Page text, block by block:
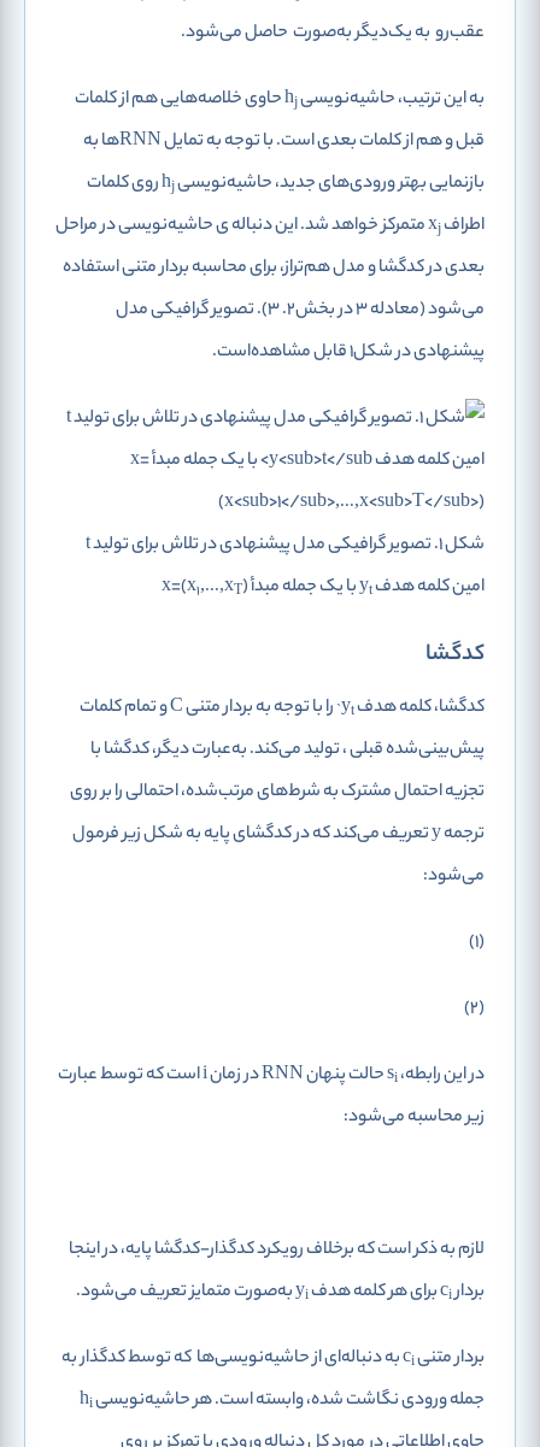
عقب‌رو به یک‌دیگر به‌صورت حاصل می‌شود.
به این ترتیب، حاشیه‌نویسی hj
حاوی خلاصه‌هایی هم از کلمات
قبل و هم از کلمات بعدی است. با توجه به تمایل RNNها به
بازنمایی بهتر ورودی‌های جدید، حاشیه‌نویسی hj
روی کلمات
اطراف xj
متمرکز خواهد شد. این دنباله ی حاشیه‌نویسی در مراحل
بعدی در کدگشا و مدل هم‌تراز، برای محاسبه بردار متنی استفاده
می‌شود (معادله 3 در بخش2. 3). تصویر گرافیکی مدل
پیشنهادی در شکل1 قابل مشاهده‌است.
شکل 1. تصویر گرافیکی مدل پیشنهادی در تلاش برای تولید t
امین کلمه هدف yt با یک جمله مبدأ x=(x 1,...,xT)
کدگشا
کدگشا، کلمه هدف yt`
را با توجه به بردار متنی C و تمام کلمات
پیش‌بینی‌شده قبلی، تولید می‌کند. به‌عبارت دیگر، کدگشا با
تجزیه احتمال مشترک به شرط‌های مرتب‌شده، احتمالی را بر روی
ترجمه y تعریف می‌کند که در کدگشای پایه به شکل زیر فرمول
می‌شود:
(1)
(2)
در این رابطه، si
حالت پنهان RNN در زمان i است که توسط عبارت
زیر محاسبه می‌شود:
لازم به ذکر است که برخلاف رویکرد کدگذار-کدگشا پایه، در اینجا
بردار ci برای هر کلمه هدف yi به‌صورت متمایز تعریف می‌شود.
بردار متنی ci به دنباله‌ای از حاشیه‌نویسی‌ها که توسط کدگذار به
جمله ورودی نگاشت شده، وابسته است. هر حاشیه‌نویسی‌ hi